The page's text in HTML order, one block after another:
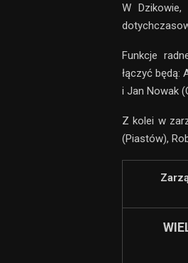
W
Funkcje
łączyć będą:
i Jan Nowak
Z kolei w
(Piastów),